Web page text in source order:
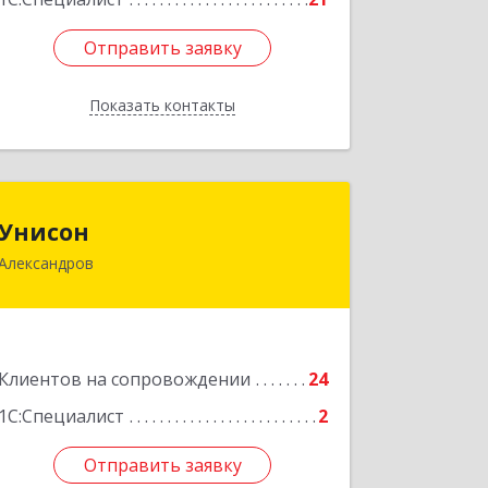
Отправить заявку
Показать контакты
Отправить заявку
Назад
Клиентов на сопровождении
24
1С:Специалист
2
Отправить заявку
Отправить заявку